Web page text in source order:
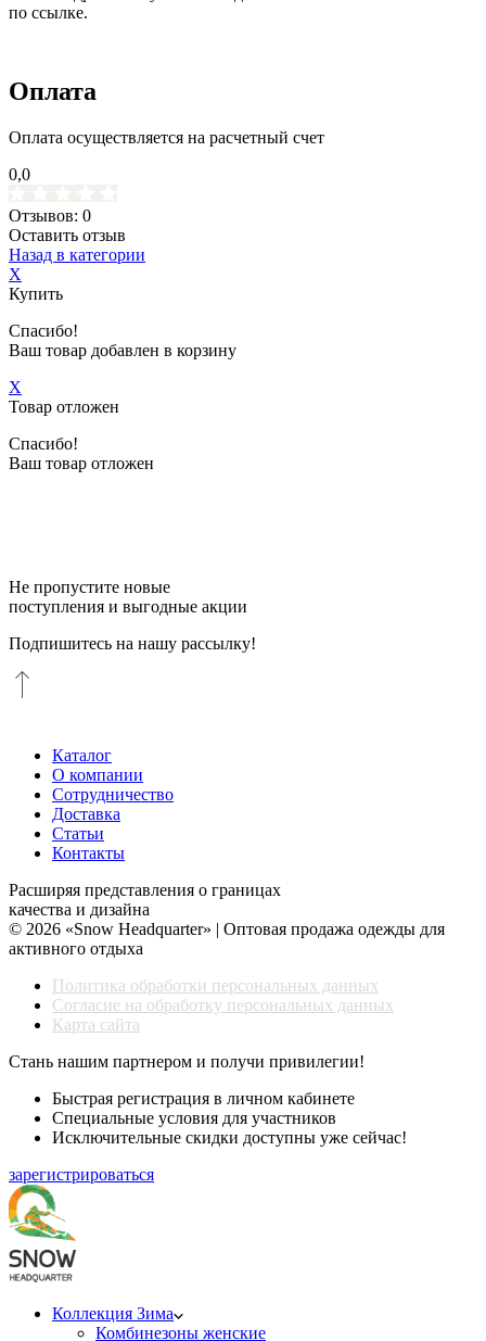
по ссылке.
Оплата
Оплата осуществляется на расчетный счет
0,0
Отзывов: 0
Оставить отзыв
Назад в категории
X
Купить
Спасибо!
Ваш товар добавлен в корзину
X
Товар отложен
Спасибо!
Ваш товар отложен
Не пропустите новые
поступления и выгодные акции
Подпишитесь на нашу рассылку!
Каталог
О компании
Сотрудничество
Доставка
Статьи
Контакты
Расширяя представления о границах
качества и дизайна
© 2026 «Snow Headquarter» | Оптовая продажа одежды для
активного отдыха
Политика обработки персональных данных
Согласие на обработку персональных данных
Карта сайта
Стань нашим партнером и получи привилегии!
Быстрая регистрация в личном кабинете
Специальные условия для участников
Исключительные скидки доступны уже сейчас!
зарегистрироваться
Коллекция Зима
Комбинезоны женские